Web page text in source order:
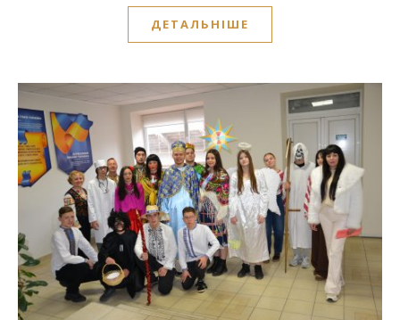
ДЕТАЛЬНІШЕ